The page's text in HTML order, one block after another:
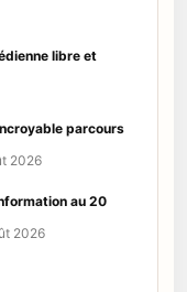
libre et
parcours
2026
au 20
2026